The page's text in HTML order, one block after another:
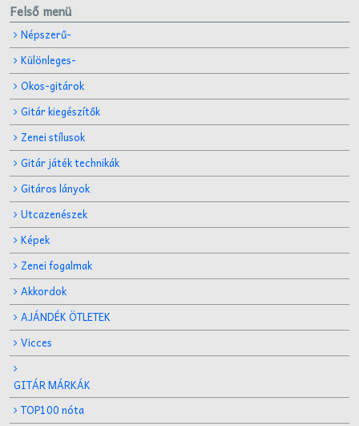
Felső menü
Népszerű-
Különleges-
Okos-gitárok
Gitár kiegészítők
Zenei stílusok
Gitár játék technikák
Gitáros lányok
Utcazenészek
Képek
Zenei fogalmak
Akkordok
AJÁNDÉK ÖTLETEK
Vicces
GITÁR MÁRKÁK
TOP100 nóta